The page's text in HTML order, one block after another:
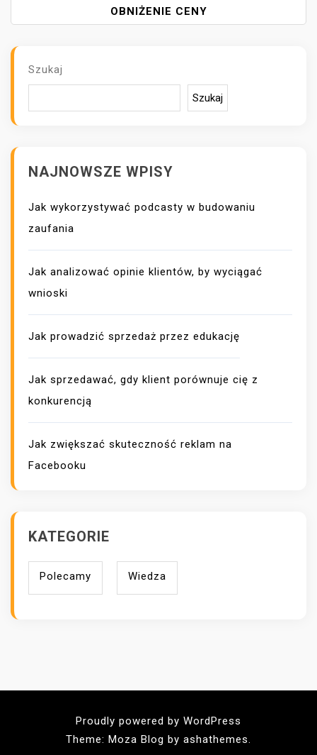
C
J
W
U
OBNIŻENIE CENY
Szukaj
Szukaj
NAJNOWSZE WPISY
Jak wykorzystywać podcasty w budowaniu
zaufania
Jak analizować opinie klientów, by wyciągać
wnioski
Jak prowadzić sprzedaż przez edukację
Jak sprzedawać, gdy klient porównuje cię z
konkurencją
Jak zwiększać skuteczność reklam na
Facebooku
KATEGORIE
Polecamy Wiedza
Proudly powered by WordPress
Theme: Moza Blog by ashathemes.